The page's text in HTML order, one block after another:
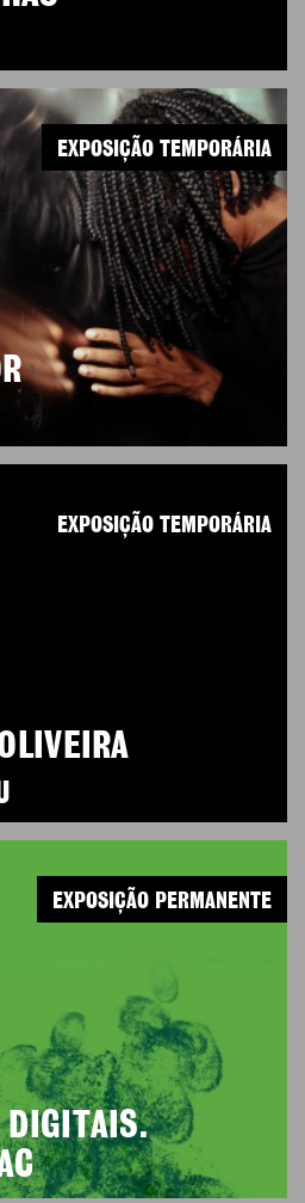
EXPOSIÇÃO TEMPORÁRIA
EXPOSIÇÃO TEMPORÁRIA
DIGITAIS.
EXPOSIÇÃO PERMANENTE